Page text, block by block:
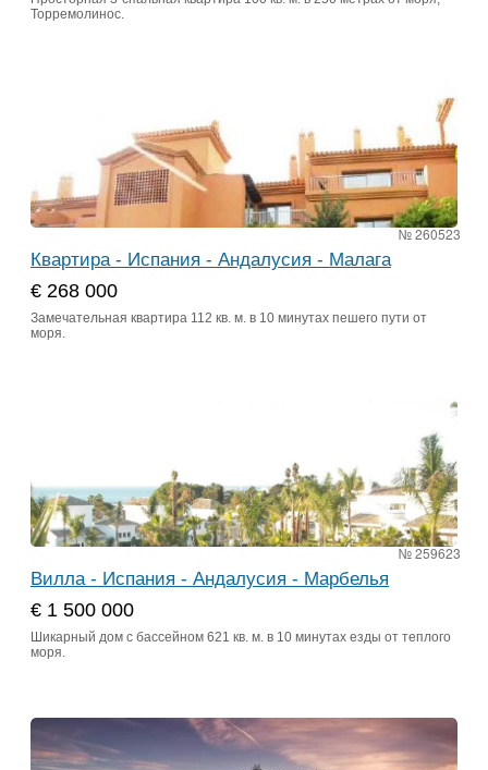
Торремолинос.
№ 260523
Квартира - Испания - Андалусия - Малага
€ 268 000
Замечательная квартира 112 кв. м. в 10 минутах пешего пути от
моря.
№ 259623
Вилла - Испания - Андалусия - Марбелья
€ 1 500 000
Шикарный дом с бассейном 621 кв. м. в 10 минутах езды от теплого
моря.